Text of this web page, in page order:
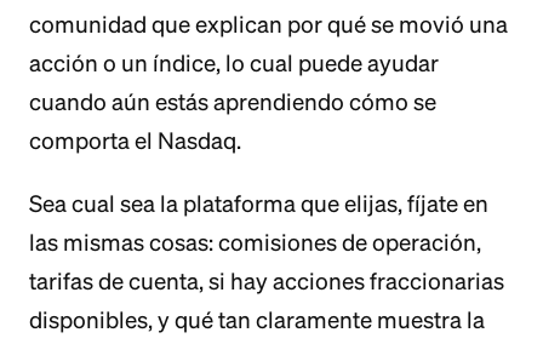
comunidad que explican por qué se movió una
acción o un índice, lo cual puede ayudar
cuando aún estás aprendiendo cómo se
comporta el Nasdaq.
Sea cual sea la plataforma que elijas, fíjate en
las mismas cosas: comisiones de operación,
tarifas de cuenta, si hay acciones fraccionarias
disponibles, y qué tan claramente muestra la